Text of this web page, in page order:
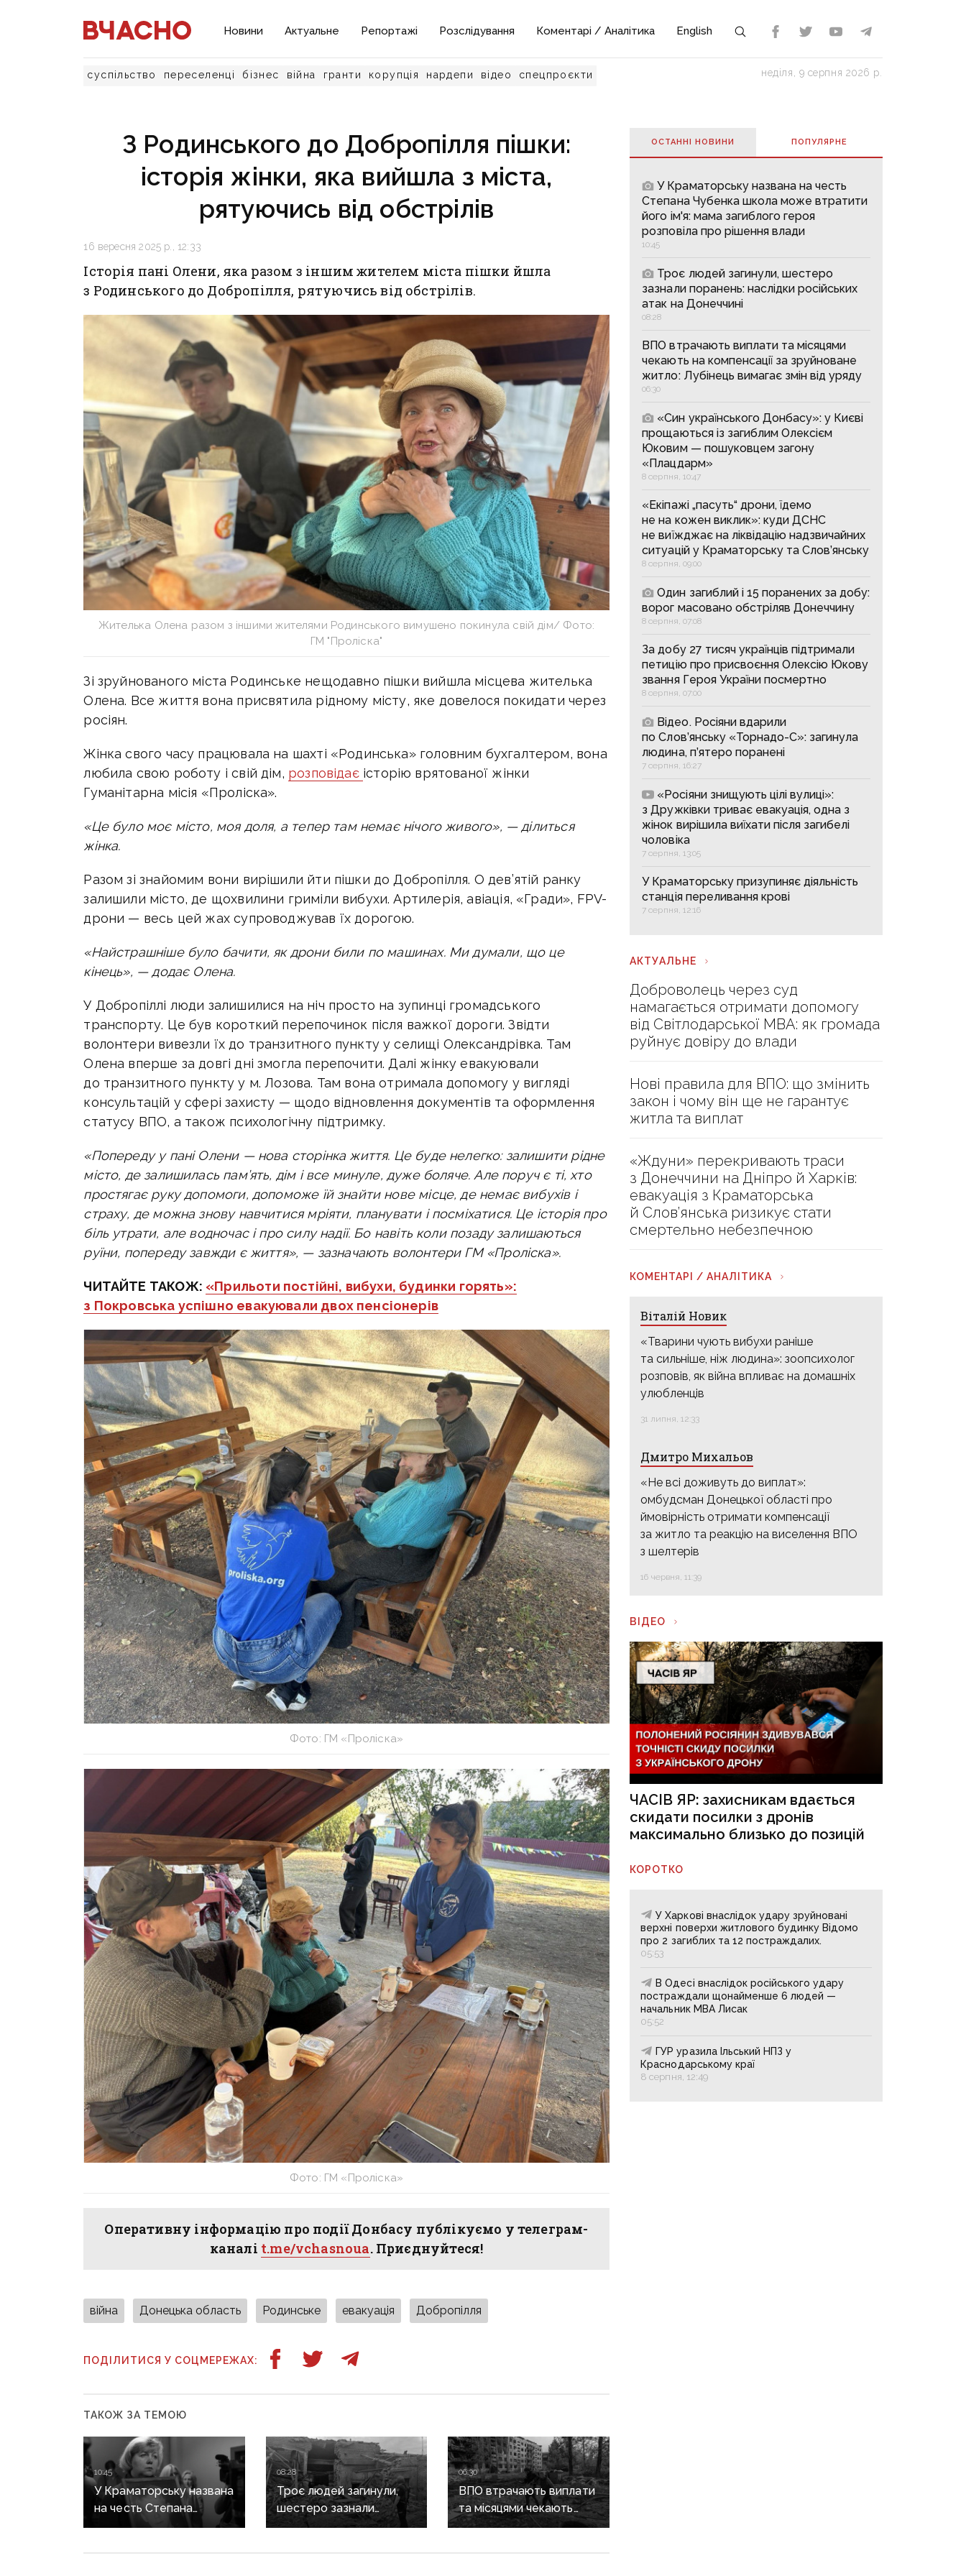
Новини Актуальне Репортажі Розслідування Коментарі / Аналітика English
суспільство переселенці бізнес війна гранти корупція нардепи відео спецпроєкти неділя, 9 серпня 2026 р.
З Родинського до Добропілля пішки:
історія жінки, яка вийшла з міста,
рятуючись від обстрілів
16 вересня 2025 р., 12:33
Історія пані Олени, яка разом з іншим жителем міста пішки йшла
з Родинського до Добропілля, рятуючись від обстрілів.
Жителька Олена разом з іншими жителями Родинського вимушено покинула свій дім/ Фото:
ГМ "Проліска"
Зі зруйнованого міста Родинське нещодавно пішки вийшла місцева жителька
Олена. Все життя вона присвятила рідному місту, яке довелося покидати через
росіян.
Жінка свого часу працювала на шахті «Родинська» головним бухгалтером, вона
любила свою роботу і свій дім, розповідає історію врятованої жінки
Гуманітарна місія «Проліска».
«Це було моє місто, моя доля, а тепер там немає нічого живого», — ділиться
жінка.
Разом зі знайомим вони вирішили йти пішки до Добропілля. О дев’ятій ранку
залишили місто, де щохвилини гриміли вибухи. Артилерія, авіація, «Гради», FPV-
дрони — весь цей жах супроводжував їх дорогою.
«Найстрашніше було бачити, як дрони били по машинах. Ми думали, що це
кінець», — додає Олена.
У Добропіллі люди залишилися на ніч просто на зупинці громадського
транспорту. Це був короткий перепочинок після важкої дороги. Звідти
волонтери вивезли їх до транзитного пункту у селищі Олександрівка. Там
Олена вперше за довгі дні змогла перепочити. Далі жінку евакуювали
до транзитного пункту у м. Лозова. Там вона отримала допомогу у вигляді
консультацій у сфері захисту — щодо відновлення документів та оформлення
статусу ВПО, а також психологічну підтримку.
«Попереду у пані Олени — нова сторінка життя. Це буде нелегко: залишити рідне
місто, де залишилась пам’ять, дім і все минуле, дуже боляче. Але поруч є ті, хто
простягає руку допомоги, допоможе їй знайти нове місце, де немає вибухів і
страху, де можна знову навчитися мріяти, планувати і посміхатися. Це історія про
біль утрати, але водночас і про силу надії. Бо навіть коли позаду залишаються
руїни, попереду завжди є життя», — зазначають волонтери ГМ «Проліска».
ЧИТАЙТЕ ТАКОЖ: «Прильоти постійні, вибухи, будинки горять»:
з Покровська успішно евакуювали двох пенсіонерів
Фото: ГМ «Проліска»
Фото: ГМ «Проліска»
Оперативну інформацію про події Донбасу публікуємо у телеграм-
каналі t.me/vchasnoua. Приєднуйтеся!
війна Донецька область Родинське евакуація Добропілля
ПОДІЛИТИСЯ У СОЦМЕРЕЖАХ:
ТАКОЖ ЗА ТЕМОЮ
10:45
У Краматорську названа
на честь Степана
Чубенка школа може
08:28
Троє людей загинули,
шестеро зазнали
поранень: наслідки
06:30
ВПО втрачають виплати
та місяцями чекають
на компенсації
ОСТАННІ НОВИНИ ПОПУЛЯРНE
У Краматорську названа на честь
Степана Чубенка школа може втратити
його ім'я: мама загиблого героя
розповіла про рішення влади
10:45
Троє людей загинули, шестеро
зазнали поранень: наслідки російських
атак на Донеччині
08:28
ВПО втрачають виплати та місяцями
чекають на компенсації за зруйноване
житло: Лубінець вимагає змін від уряду
06:30
«Син українського Донбасу»: у Києві
прощаються із загиблим Олексієм
Юковим — пошуковцем загону
«Плацдарм»
8 серпня, 10:47
«Екіпажі „пасуть“ дрони, їдемо
не на кожен виклик»: куди ДСНС
не виїжджає на ліквідацію надзвичайних
ситуацій у Краматорську та Слов’янську
8 серпня, 09:00
Один загиблий і 15 поранених за добу:
ворог масовано обстріляв Донеччину
8 серпня, 07:08
За добу 27 тисяч українців підтримали
петицію про присвоєння Олексію Юкову
звання Героя України посмертно
8 серпня, 07:00
Відео. Росіяни вдарили
по Слов’янську «Торнадо-С»: загинула
людина, п’ятеро поранені
7 серпня, 16:27
«Росіяни знищують цілі вулиці»:
з Дружківки триває евакуація, одна з
жінок вирішила виїхати після загибелі
чоловіка
7 серпня, 13:05
У Краматорську призупиняє діяльність
станція переливання крові
7 серпня, 12:16
АКТУАЛЬНЕ
Доброволець через суд
намагається отримати допомогу
від Світлодарської МВА: як громада
руйнує довіру до влади
Нові правила для ВПО: що змінить
закон і чому він ще не гарантує
житла та виплат
«Ждуни» перекривають траси
з Донеччини на Дніпро й Харків:
евакуація з Краматорська
й Слов’янська ризикує стати
смертельно небезпечною
КОМЕНТАРІ / АНАЛІТИКА
Віталій Новик
«Тварини чують вибухи раніше
та сильніше, ніж людина»: зоопсихолог
розповів, як війна впливає на домашніх
улюбленців
31 липня, 12:33
Дмитро Михальов
«Не всі доживуть до виплат»:
омбудсман Донецької області про
ймовірність отримати компенсації
за житло та реакцію на виселення ВПО
з шелтерів
16 червня, 11:39
ВІДЕО
ЧАСІВ ЯР: захисникам вдається
скидати посилки з дронів
максимально близько до позицій
КОРОТКО
У Харкові внаслідок удару зруйновані
верхні поверхи житлового будинку Відомо
про 2 загиблих та 12 постраждалих.
05:53
В Одесі внаслідок російського удару
постраждали щонайменше 6 людей —
начальник МВА Лисак
05:52
ГУР уразила Ільський НПЗ у
Краснодарському краї
8 серпня, 12:49